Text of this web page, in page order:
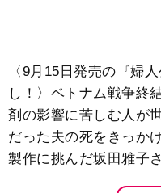
〈9月15日発売の『婦
し！〉ベトナム戦争終
剤の影響に苦しむ人が
だった夫の死をきっか
製作に挑んだ坂田雅子